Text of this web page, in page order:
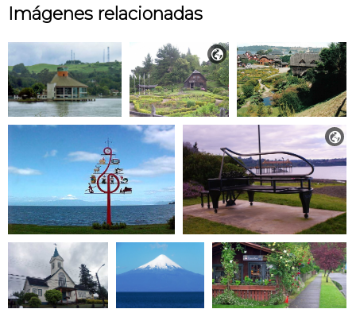
Imágenes relacionadas

